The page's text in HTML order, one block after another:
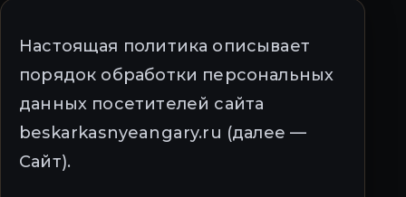
Настоящая политика описывает
порядок обработки персональных
данных посетителей сайта
beskarkasnyeangary.ru (далее —
Сайт).